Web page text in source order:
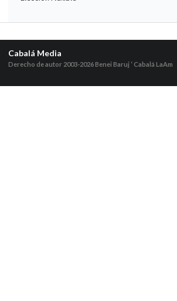
Cabalá Media
Derecho de autor 2003-2026Benei Baruj ‘ Cabalá LaAm